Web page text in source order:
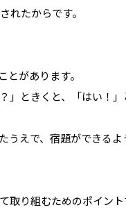
れたからです。
があります。
ときくと、「はい！」
うえで、宿題ができる
取り組むためのポイント